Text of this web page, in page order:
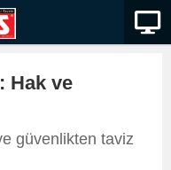
Hak ve
güvenlikten taviz